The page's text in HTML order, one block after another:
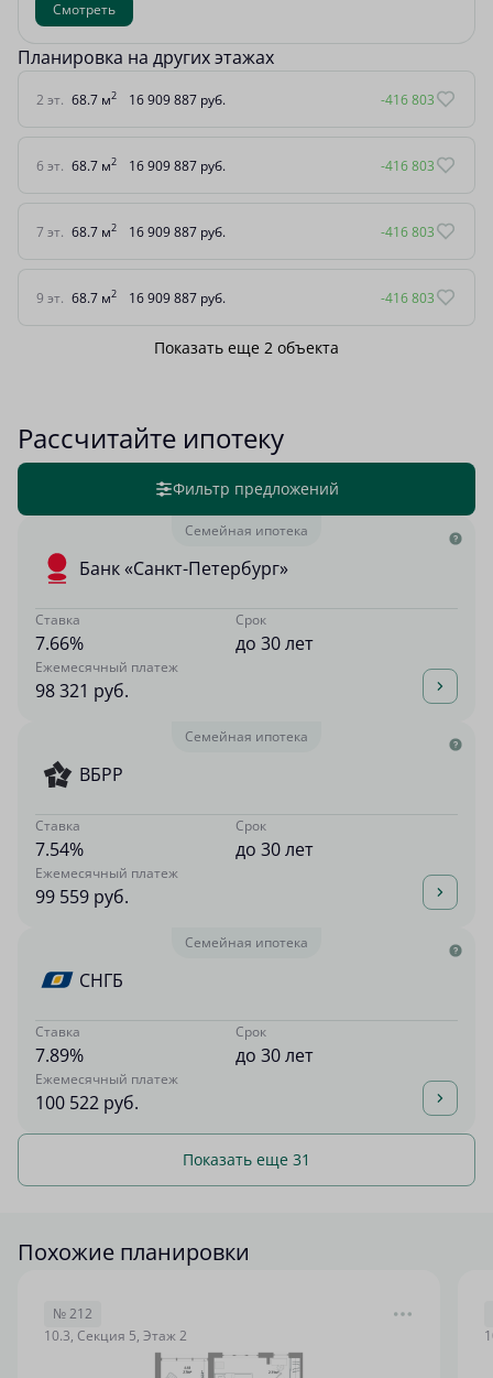
Смотреть
Планировка на других этажах
2 эт. 68.7 м2 16 909 887 руб. -416 803
6 эт. 68.7 м2 16 909 887 руб. -416 803
7 эт. 68.7 м2 16 909 887 руб. -416 803
9 эт. 68.7 м2 16 909 887 руб. -416 803
Показать еще 2 объектa
Рассчитайте ипотеку
Фильтр предложений
Семейная ипотека
Банк «Санкт-Петербург»
Ставка
7.66%
Срок
до 30 лет
Ежемесячный платеж
98 321 руб.
Семейная ипотека
ВБРР
Ставка
7.54%
Срок
до 30 лет
Ежемесячный платеж
99 559 руб.
Семейная ипотека
СНГБ
Ставка
7.89%
Срок
до 30 лет
Ежемесячный платеж
100 522 руб.
Показать еще 31
Похожие планировки
№ 212
10.3, Секция 5, Этаж 2